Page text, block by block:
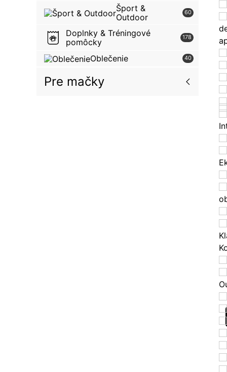
Šport &
Outdoor
60
Doplnky & Tréningové
pomôcky
178
Oblečenie 40
Pre mačky